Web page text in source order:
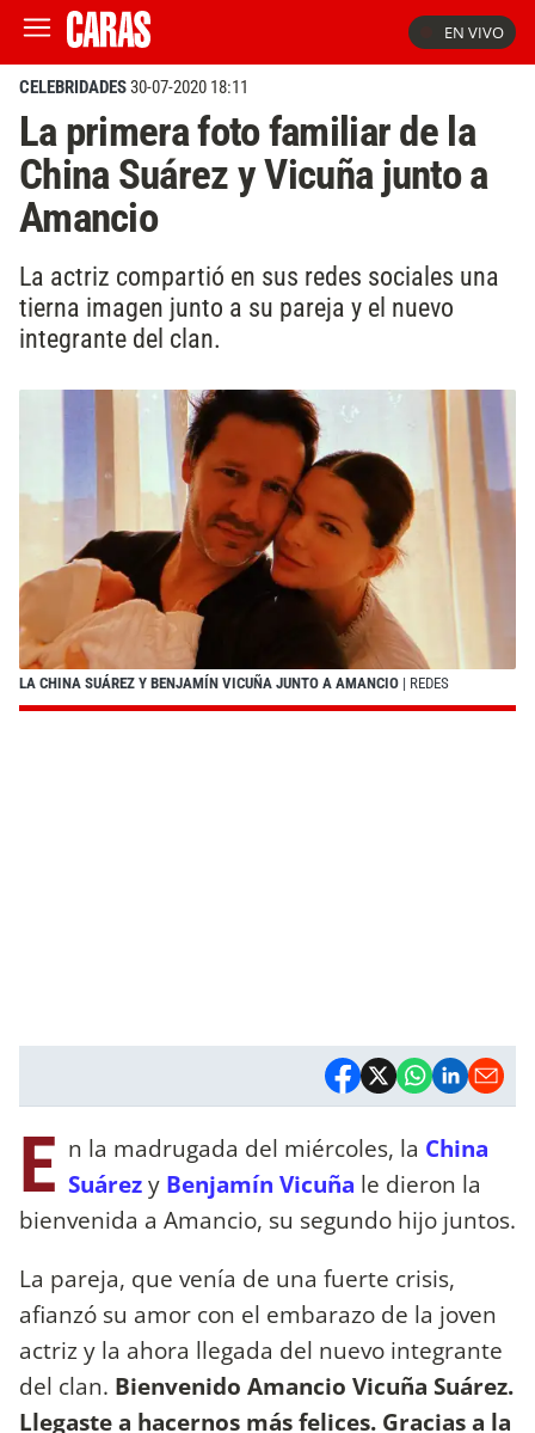
EN VIVO
CELEBRIDADES30-07-2020 18:11
La primera foto familiar de la
China Suárez y Vicuña junto a
Amancio
La actriz compartió en sus redes sociales una
tierna imagen junto a su pareja y el nuevo
integrante del clan.
LA CHINA SUÁREZ Y BENJAMÍN VICUÑA JUNTO A AMANCIO | REDES
E n la madrugada del miércoles, la China
Suárezy Benjamín Vicuña le dieron la
bienvenida a Amancio, su segundo hijo juntos.
La pareja, que venía de una fuerte crisis,
afianzó su amor con el embarazo de la joven
actriz y la ahora llegada del nuevo integrante
del clan. Bienvenido Amancio Vicuña Suárez.
Llegaste a hacernos más felices. Gracias a la